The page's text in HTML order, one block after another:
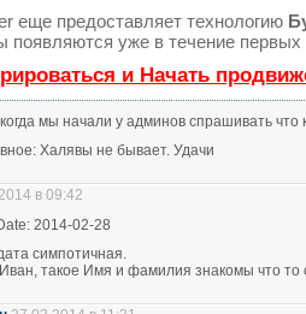
еще предоставляет технологию
появляются уже в течение первых
и Начать
мы начали у админов спрашивать что
Халявы не бывает. Удачи
в 09:42
2014-02-28
симпотичная.
такое Имя и фамилия знакомы что то